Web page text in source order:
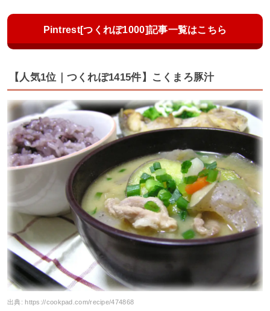
Pintrest[つくれぽ1000]記事一覧はこちら
【人気1位｜つくれぽ1415件】こくまろ豚汁
出典:https://cookpad.com/recipe/474868